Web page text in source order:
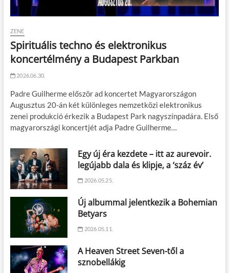
ZENE
Spirituális techno és elektronikus
koncertélmény a Budapest Parkban
2026.06.30.
Padre Guilherme először ad koncertet Magyarországon
Augusztus 20-án két különleges nemzetközi elektronikus
zenei produkció érkezik a Budapest Park nagyszínpadára. Első
magyarországi koncertjét adja Padre Guilherme…
Egy új éra kezdete – itt az aurevoir.
legújabb dala és klipje, a ‘száz év’
2026.05.25.
Új albummal jelentkezik a Bohemian
Betyars
2026.05.11.
A Heaven Street Seven-től a
sznobellákig